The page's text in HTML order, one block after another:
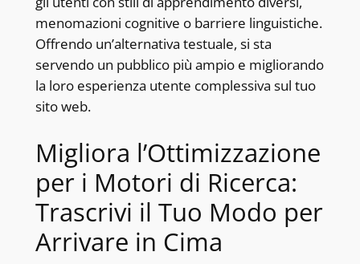
menomazioni cognitive o barriere linguistiche.
Offrendo un’alternativa testuale, si sta
servendo un pubblico più ampio e migliorando
la loro esperienza utente complessiva sul tuo
sito web.
Migliora l’Ottimizzazione
per i Motori di Ricerca:
Trascrivi il Tuo Modo per
Arrivare in Cima